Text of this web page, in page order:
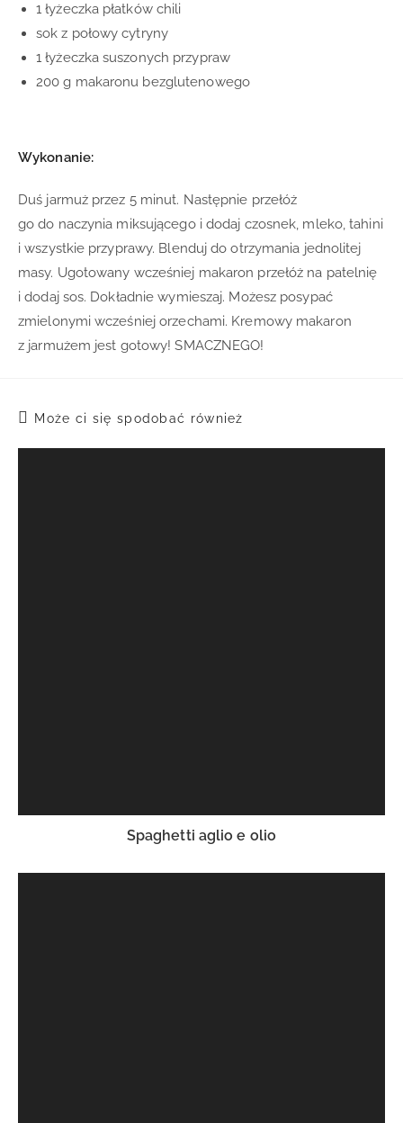
1 łyżeczka płatków chili
sok z połowy cytryny
1 łyżeczka suszonych przypraw
200 g makaronu bezglutenowego
Wykonanie:
Duś jarmuż przez 5 minut. Następnie przełóż
go do naczynia miksującego i dodaj czosnek, mleko, tahini
i wszystkie przyprawy. Blenduj do otrzymania jednolitej
masy. Ugotowany wcześniej makaron przełóż na patelnię
i dodaj sos. Dokładnie wymieszaj. Możesz posypać
zmielonymi wcześniej orzechami. Kremowy makaron
z jarmużem jest gotowy! SMACZNEGO!
Może ci się spodobać również
Spaghetti aglio e olio